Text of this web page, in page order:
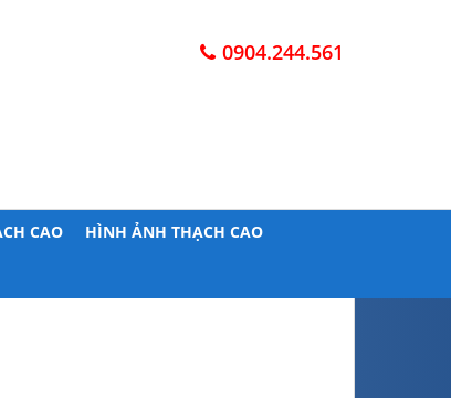
0904.244.561
CAO HÌNH ẢNH THẠCH CAO